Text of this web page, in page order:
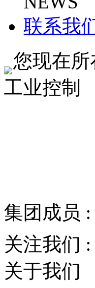
联系我
您现在
工业控制
集团成员 :
关注我们 :
关于我们